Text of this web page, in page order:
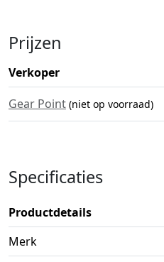
Prijzen
Verkoper
Gear Point (niet op voorraad)
Specificaties
Productdetails
Merk